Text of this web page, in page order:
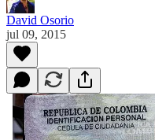
David Osorio
jul 09, 2015